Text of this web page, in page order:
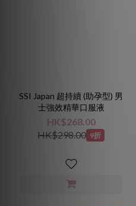
SSI Japan 超持續 (助孕型) 男
士強效精華口服液
HK$268.00
HK$298.00 9折